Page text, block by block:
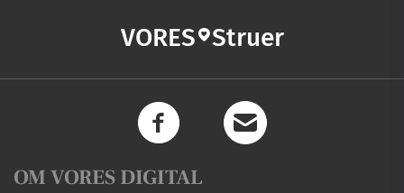
VORES Struer
OM VORES DIGITAL